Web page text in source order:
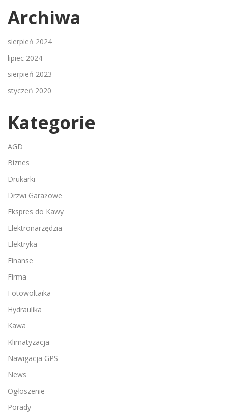
Archiwa
sierpień 2024
lipiec 2024
sierpień 2023
styczeń 2020
Kategorie
AGD
Biznes
Drukarki
Drzwi Garażowe
Ekspres do Kawy
Elektronarzędzia
Elektryka
Finanse
Firma
Fotowoltaika
Hydraulika
Kawa
Klimatyzacja
Nawigacja GPS
News
Ogłoszenie
Porady